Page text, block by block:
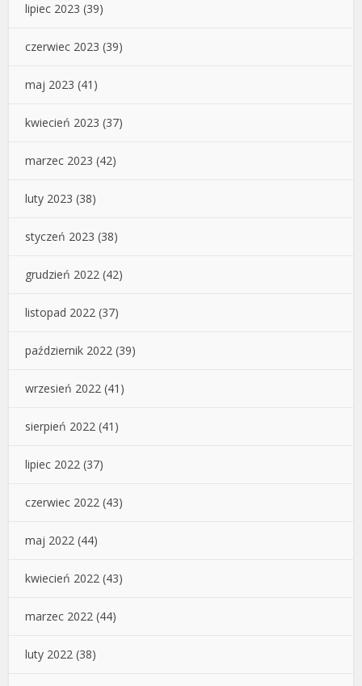
lipiec 2023 (39)
czerwiec 2023 (39)
maj 2023 (41)
kwiecień 2023 (37)
marzec 2023 (42)
luty 2023 (38)
styczeń 2023 (38)
grudzień 2022 (42)
listopad 2022 (37)
październik 2022 (39)
wrzesień 2022 (41)
sierpień 2022 (41)
lipiec 2022 (37)
czerwiec 2022 (43)
maj 2022 (44)
kwiecień 2022 (43)
marzec 2022 (44)
luty 2022 (38)